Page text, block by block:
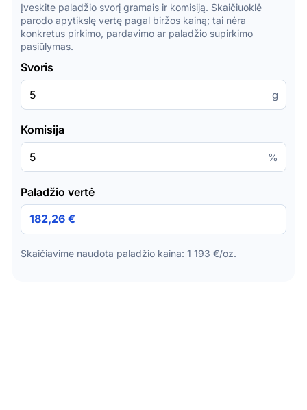
Įveskite paladžio svorį gramais ir komisiją. Skaičiuoklė
parodo apytikslę vertę pagal biržos kainą; tai nėra
konkretus pirkimo, pardavimo ar paladžio supirkimo
pasiūlymas.
Svoris
g
Komisija
%
Paladžio vertė
182,26 €
Skaičiavime naudota paladžio kaina: 1 193 €/oz.